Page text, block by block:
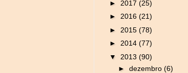
► 2017 (25)
► 2016 (21)
► 2015 (78)
► 2014 (77)
▼ 2013 (90)
► dezembro (6)